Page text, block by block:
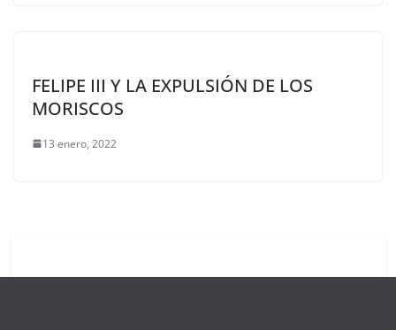
FELIPE III Y LA EXPULSIÓN DE LOS
MORISCOS
13 enero, 2022